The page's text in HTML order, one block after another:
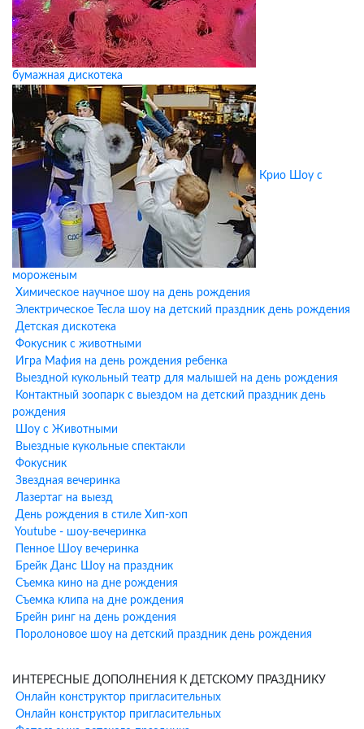
К программе аниматора можно добавить профессиональные
шоу-программы:
Научное шоу— увлекательные опыты и эксперименты для
юных исследователей - эффектные шоу с химической реакцией
веществ, демонстрация заморозки и выделение углекислого
газа из сухого льда, физические эксперименты, полимерные
составы.
Шоу мыльных пузырей— гигантские пузыри и удивительные
фигуры. Большой набор ракеток, профессиональный раствор
для гигантских мыльных пузырей, огненные пузыри, дымные
пузыри, огонь на руке, погружение в пузырь, сотни маленьких
пузырей.
Бумажное шоу— яркое и эффектное завершение праздника.
Очень яркое и эмоциональное Шоу обычно на финал
праздника. Идет не более 30 минут, далее дети выдыхаются.
Расчет бумаги 10 кг/10 детей, 15 кг/20 детей. Бумага тишью
новая, воздушная пушка, мощная колонка. Дополнительно
можно заказать цветной прожектор, если есть возможность
затемнения. Уборка после праздника 80% бумаги в мешки
(занимает 15-40 минут), далее требуется более тщательная
уборка с помощью дополнительных приспособлений.
Фокусы и иллюзии
— настоящее волшебство от
профессионального фокусника. Фокусы с животными,
глазами детей, ментальная магия.
Химическое шоу
от водородного взрыва до заморозки органики.
Азотное шоу
мастер класс по изготовлению мороженого на жидком азоте в
качестве охлаждающего агента.
Тесла Шоу
разной степени индукции. Управление молниями, интерактив,
поджигание материалов с помощью молний, отличные фото.
Образ ведущего Тесла Шоу согласовывается заранее в момент
оформления заказа.
Преимущества заказа
Фото аниматора заранее — После оформления заказа вы
получаете фотографию вашего аниматора, чтобы знать, кто
приедет на праздник.
бумажная дискотека
Крио Шоу с
мороженым
Химическое научное шоу на день рождения
Электрическое Тесла шоу на детский праздник день рождения
Детская дискотека
Фокусник с животными
Игра Мафия на день рождения ребенка
Выездной кукольный театр для малышей на день рождения
Контактный зоопарк с выездом на детский праздник день
рождения
Шоу с Животными
Выездные кукольные спектакли
Фокусник
Звездная вечеринка
Лазертаг на выезд
День рождения в стиле Хип-хоп
Youtube - шоу-вечеринка
Пенное Шоу вечеринка
Брейк Данс Шоу на праздник
Съемка кино на дне рождения
Съемка клипа на дне рождения
Брейн ринг на день рождения
Поролоновое шоу на детский праздник день рождения
ИНТЕРЕСНЫЕ ДОПОЛНЕНИЯ К ДЕТСКОМУ ПРАЗДНИКУ
Онлайн конструктор пригласительных
Онлайн конструктор пригласительных